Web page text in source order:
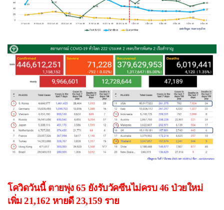
โควิดวันนี้ ตายพุ่ง 65 ยังรับวัคซีนไม่ครบ 46 ป่วยใหม่
เพิ่ม 21,162 หายดี 23,159 ราย